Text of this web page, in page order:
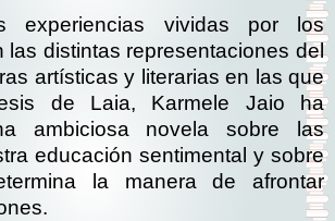
experiencias vividas por los
las distintas representaciones del
artísticas y literarias en las que
de Laia, Karmele Jaio ha
ambiciosa novela sobre las
educación sentimental y sobre
la manera de afrontar